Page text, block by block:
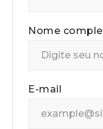
Nome
E-mail